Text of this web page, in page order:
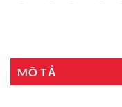
MÔ TẢ